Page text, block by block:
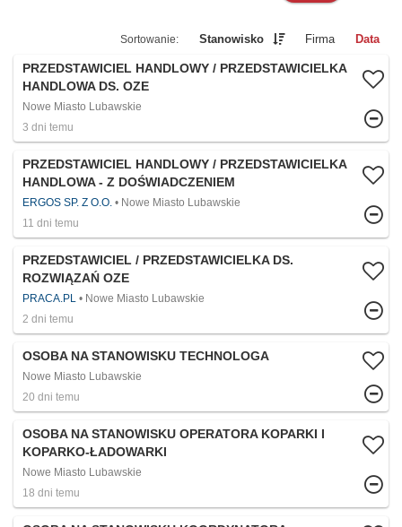
Stanowisko Firma Data
PRZEDSTAWICIEL HANDLOWY / PRZEDSTAWICIELKA
HANDLOWA DS. OZE
Nowe Miasto Lubawskie
3 dni temu
PRZEDSTAWICIEL HANDLOWY / PRZEDSTAWICIELKA
HANDLOWA - Z DOŚWIADCZENIEM
ERGOS SP. Z O.O.
Nowe Miasto Lubawskie
11 dni temu
PRZEDSTAWICIEL / PRZEDSTAWICIELKA DS.
ROZWIĄZAŃ OZE
PRACA.PL
Nowe Miasto Lubawskie
2 dni temu
OSOBA NA STANOWISKU TECHNOLOGA
Nowe Miasto Lubawskie
20 dni temu
OSOBA NA STANOWISKU OPERATORA KOPARKI I
KOPARKO-ŁADOWARKI
Nowe Miasto Lubawskie
18 dni temu